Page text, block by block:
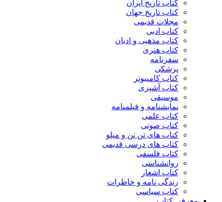
کتاب تاریخ ایران
کتاب تاریخ جهان
مجلات قدیمی
کتاب ادبی
کتاب مذهبی و ادیان
کتاب هنری
سفرنامه
پزشکی
کتاب کامپیوتر
کتاب آشپزی
موسیقی
نمایشنامه و فیلمنامه
کتاب علمی
کتاب صوتی
کتاب های تن تن و میلو
کتاب های درسی قدیمی
کتاب فلسفی
روانشناسی
کتاب اشعار
زندگی نامه و خاطرات
کتاب سیاسی